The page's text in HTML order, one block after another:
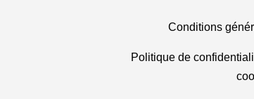
Conditions
Politique de